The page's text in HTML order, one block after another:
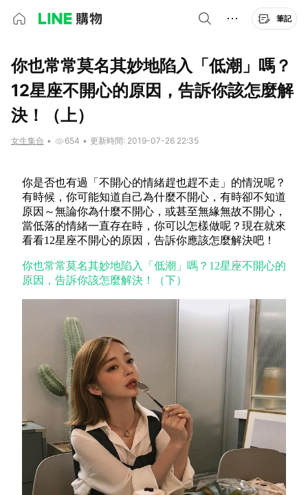
筆記
你也常常莫名其妙地陷入「低潮」嗎？
12星座不開心的原因，告訴你該怎麼解
決！（上）
女生集合 • 654 • 更新時間: 2019-07-26 22:35
你是否也有過「不開心的情緒趕也趕不走」的情況呢？
有時候，你可能知道自己為什麼不開心，有時卻不知道
原因～無論你為什麼不開心，或甚至無緣無故不開心，
當低落的情緒一直存在時，你可以怎樣做呢？現在就來
看看12星座不開心的原因，告訴你應該怎麼解決吧！
你也常常莫名其妙地陷入「低潮」嗎？12星座不開心的
原因，告訴你該怎麼解決！（下）